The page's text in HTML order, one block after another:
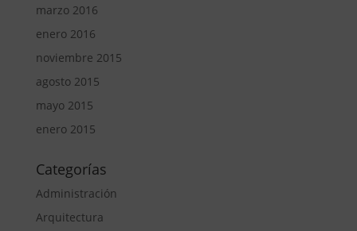
marzo 2016
enero 2016
noviembre 2015
agosto 2015
mayo 2015
enero 2015
Categorías
Administración
Arquitectura